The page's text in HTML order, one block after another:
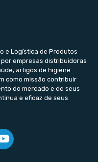
e Logística de Produtos
empresas distribuidoras
artigos de higiene
como missão contribuir
do mercado e de seus
e eficaz de seus